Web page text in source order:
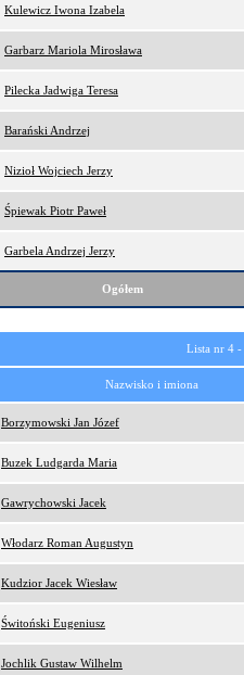
Kulewicz Iwona Izabela
Garbarz Mariola Mirosława
Pilecka Jadwiga Teresa
Barański Andrzej
Nizioł Wojciech Jerzy
Śpiewak Piotr Paweł
Garbela Andrzej Jerzy
Ogółem
Lista nr 4 -
Nazwisko i imiona
Borzymowski Jan Józef
Buzek Ludgarda Maria
Gawrychowski Jacek
Włodarz Roman Augustyn
Kudzior Jacek Wiesław
Świtoński Eugeniusz
Jochlik Gustaw Wilhelm